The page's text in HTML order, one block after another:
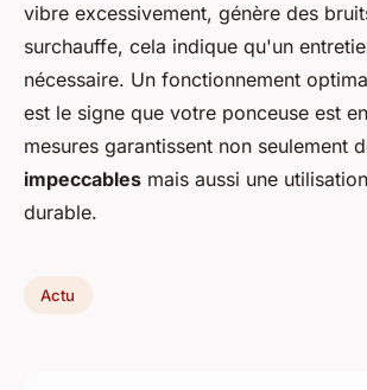
vibre excessivement, génère des
surchauffe, cela indique qu'un
nécessaire. Un fonctionnement
est le signe que votre ponceuse est
mesures garantissent non seulement
impeccables mais aussi une
durable.
Actu